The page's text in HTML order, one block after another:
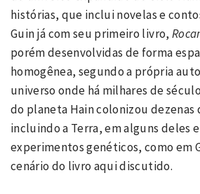
histórias, que inclui novelas e
Guin já com seu primeiro livro,
porém desenvolvidas de forma
homogênea, segundo a própria
universo onde há milhares de
do planeta Hain colonizou
incluindo a Terra, em alguns deles
experimentos genéticos, como em
cenário do livro aqui discutido.